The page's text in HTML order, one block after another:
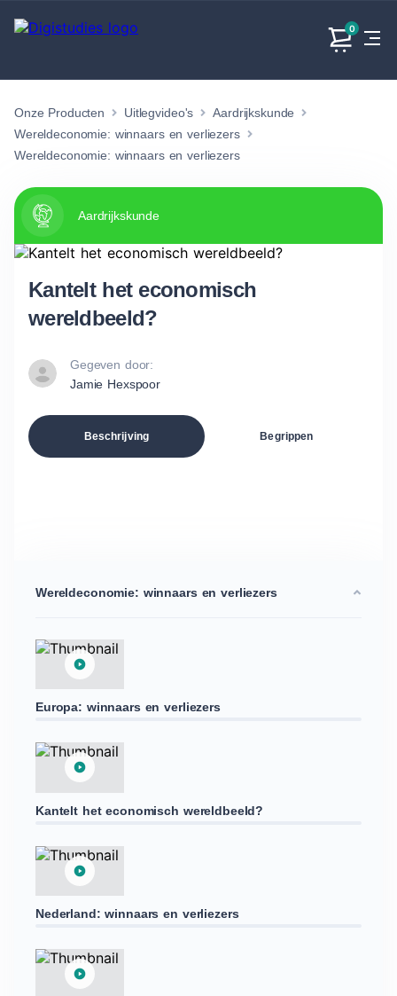
0
Exacte
vakken
Geen
Taalvakken
vakken.
Maatschappijvakken Producten
Onze Producten Uitlegvideo's
Aardrijkskunde
Wereldeconomie: winnaars en verliezers
Wereldeconomie: winnaars en verliezers
Aardrijkskunde
Kantelt het economisch
wereldbeeld?
Gegeven door:
Jamie Hexspoor
Beschrijving Begrippen
Wereldeconomie: winnaars en verliezers
Europa: winnaars en verliezers
Kantelt het economisch wereldbeeld?
Nederland: winnaars en verliezers